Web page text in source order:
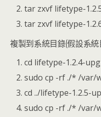
tar zxvf lifetype-
tar zxvf lifetype-
複製到系統目錄(假設系統
cd lifetype-1.2.4-
sudo cp -rf ./* /var/
cd ../lifetype-1.2.5-
sudo cp -rf ./* /var/